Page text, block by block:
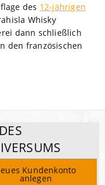
des 12-jährigen
Whisky
dann schließlich
den französischen
Kundenkonto
anlegen